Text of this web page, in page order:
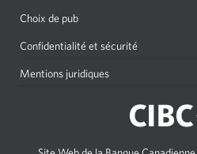
Choix de pub
Confidentialité et sécurité
Mentions juridiques